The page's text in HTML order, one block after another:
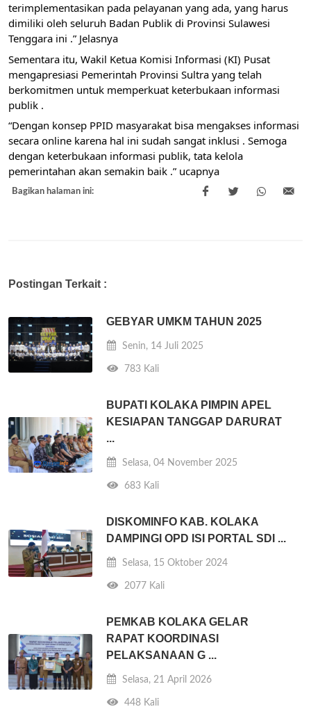
terimplementasikan pada pelayanan yang ada, yang harus
dimiliki oleh seluruh Badan Publik di Provinsi Sulawesi
Tenggara ini .” Jelasnya
Sementara itu, Wakil Ketua Komisi Informasi (KI) Pusat
mengapresiasi Pemerintah Provinsi Sultra yang telah
berkomitmen untuk memperkuat keterbukaan informasi
publik .
“Dengan konsep PPID masyarakat bisa mengakses informasi
secara online karena hal ini sudah sangat inklusi . Semoga
dengan keterbukaan informasi publik, tata kelola
pemerintahan akan semakin baik .” ucapnya
Bagikan halaman ini:
Postingan Terkait :
GEBYAR UMKM TAHUN 2025
Senin, 14 Juli 2025
783 Kali
BUPATI KOLAKA PIMPIN APEL
KESIAPAN TANGGAP DARURAT
...
Selasa, 04 November 2025
683 Kali
DISKOMINFO KAB. KOLAKA
DAMPINGI OPD ISI PORTAL SDI ...
Selasa, 15 Oktober 2024
2077 Kali
PEMKAB KOLAKA GELAR
RAPAT KOORDINASI
PELAKSANAAN G ...
Selasa, 21 April 2026
448 Kali